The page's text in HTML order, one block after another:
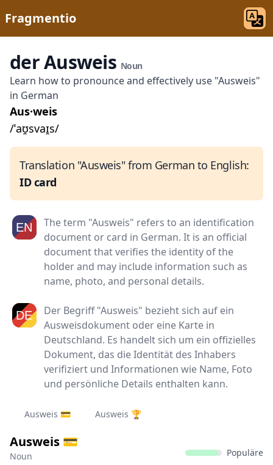
Fragmentio
der Ausweis Noun
Learn how to pronounce and effectively use "Ausweis"
in German
Aus·weis
/ˈaʊ̯svaɪ̯s/
Translation "Ausweis" from German to English:
ID card
The term "Ausweis" refers to an identification
document or card in German. It is an official
document that verifies the identity of the
holder and may include information such as
name, photo, and personal details.
Der Begriff "Ausweis" bezieht sich auf ein
Ausweisdokument oder eine Karte in
Deutschland. Es handelt sich um ein offizielles
Dokument, das die Identität des Inhabers
verifiziert und Informationen wie Name, Foto
und persönliche Details enthalten kann.
Ausweis 💳 Ausweis 🏆
Ausweis 💳
Noun Populäre